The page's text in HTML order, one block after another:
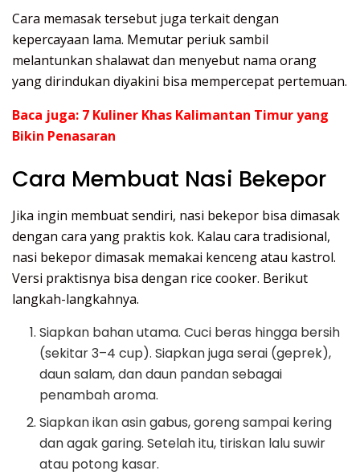
Cara memasak tersebut juga terkait dengan
kepercayaan lama. Memutar periuk sambil
melantunkan shalawat dan menyebut nama orang
yang dirindukan diyakini bisa mempercepat pertemuan.
Baca juga: 7 Kuliner Khas Kalimantan Timur yang
Bikin Penasaran
Cara Membuat Nasi Bekepor
Jika ingin membuat sendiri, nasi bekepor bisa dimasak
dengan cara yang praktis kok. Kalau cara tradisional,
nasi bekepor dimasak memakai kenceng atau kastrol.
Versi praktisnya bisa dengan rice cooker. Berikut
langkah-langkahnya.
Siapkan bahan utama. Cuci beras hingga bersih
(sekitar 3–4 cup). Siapkan juga serai (geprek),
daun salam, dan daun pandan sebagai
penambah aroma.
Siapkan ikan asin gabus, goreng sampai kering
dan agak garing. Setelah itu, tiriskan lalu suwir
atau potong kasar.